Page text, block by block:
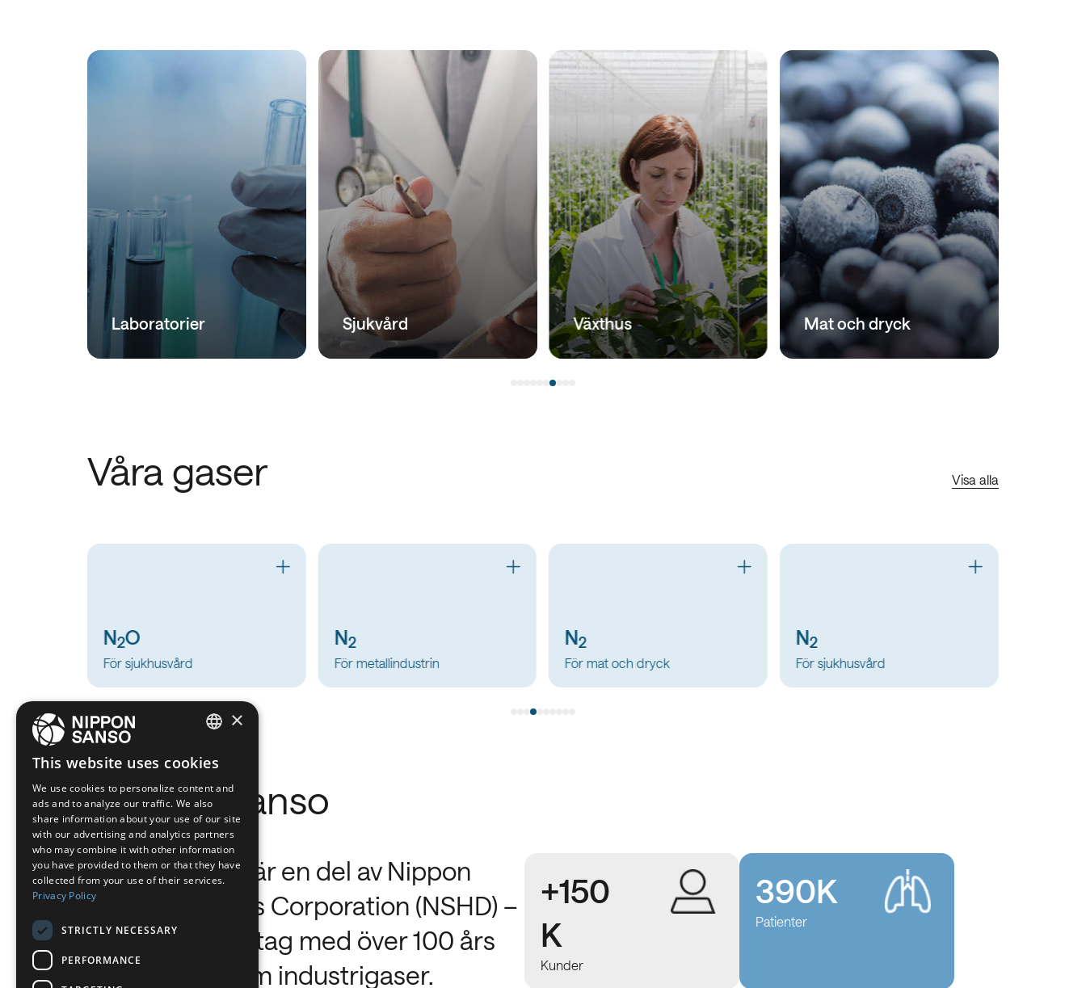
Laboratorier Sjukvård Växthus Mat och dryck
Våra gaser Visa alla
N2
För metallindustrin
N2
För mat och dryck
N2
För sjukhusvård
H2
För metallindustrin
Nippon Sanso
Nippon Sanso är en del av Nippon
Sanso Holdings Corporation (NSHD) –
ett globalt företag med över 100 års
erfarenhet inom industrigaser.
+150
K
Kunder
390K
Patienter
SPANISH
FRENCH
DUTCH
×
This website uses cookies
We use cookies to personalize content and
ads and to analyze our traffic. We also
share information about your use of our site
with our advertising and analytics partners
who may combine it with other information
you have provided to them or that they have
collected from your use of their services.
Privacy Policy
STRICTLY NECESSARY
PERFORMANCE